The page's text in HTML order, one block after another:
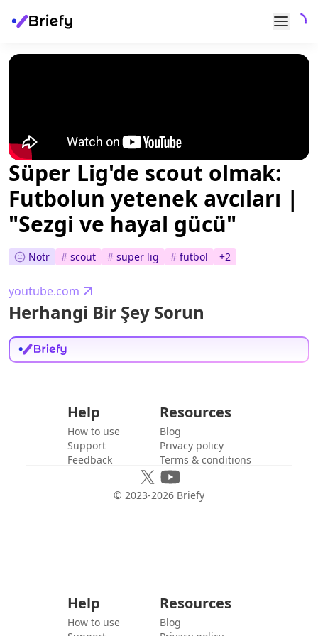
Süper Lig'de scout olmak:
Futbolun yetenek avcıları |
"Sezgi ve hayal gücü"
Nötr # scout # süper lig # futbol +2
youtube.com
Herhangi Bir Şey Sorun
Help
How to use
Support
Feedback
Resources
Blog
Privacy policy
Terms & conditions
© 2023-2026 Briefy
Help
How to use
Resources
Blog